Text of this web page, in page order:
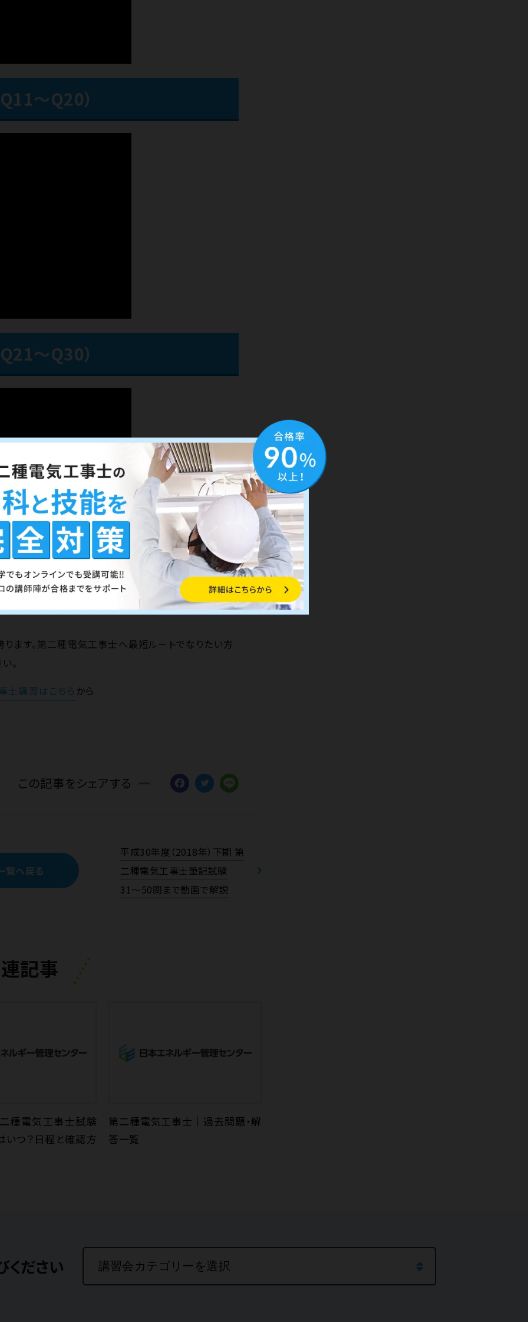
～Q20）
～Q30）
の労力で合格を目指せるノウハウ 徹底した技能
ります。第二種電気工事士へ最短ルートでなりたい方
。
士講習はこちら から
この記事をシェアする Facebook
Twitter
覧へ戻る
平成30年度（2018年）下期 第
二種電気工事士筆記試験
31〜50問まで動画で解説
記事
種電気工事士試験
いつ？日程と確認方
第二種電気工事士｜過去問題・解
答一覧
ださい